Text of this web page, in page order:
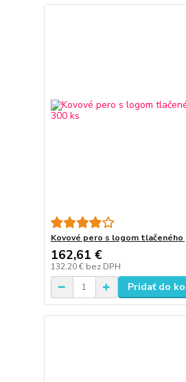
Kovové pero s logom tlačeného
162,61 €
132,20 € bez DPH
Pridať do